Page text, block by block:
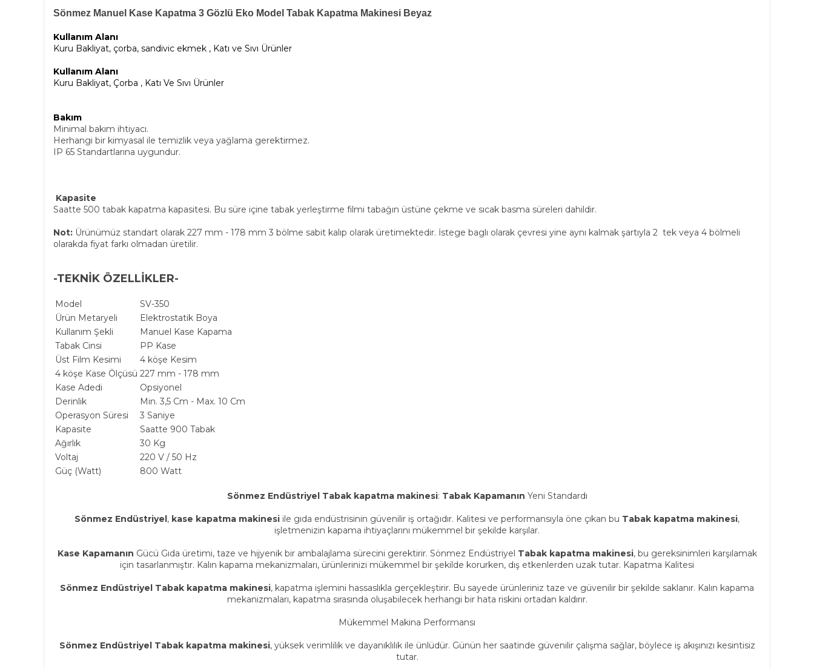
Sönmez Manuel Kase Kapatma 3 Gözlü Eko Model Tabak Kapatma Makinesi Beyaz
Kullanım Alanı
Kuru Bakliyat, çorba, sandivic ekmek , Katı ve Sıvı Ürünler
Kullanım Alanı
Kuru Bakliyat, Çorba , Katı Ve Sıvı Ürünler
Bakım
Minimal bakım ihtiyacı.
Herhangi bir kimyasal ile temizlik veya yağlama gerektirmez.
IP 65 Standartlarına uygundur.
Kapasite
Saatte 500 tabak kapatma kapasitesi. Bu süre içine tabak yerleştirme filmi tabağın üstüne çekme ve sıcak basma süreleri dahildir.
Not: Ürünümüz standart olarak 227 mm - 178 mm 3 bölme sabit kalıp olarak üretimektedir. İstege baglı olarak çevresi yine aynı kalmak şartıyla 2 tek veya 4 bölmeli
olarakda fiyat farkı olmadan üretilir.
-TEKNİK ÖZELLİKLER-
Model
SV-350
Ürün Metaryeli
Elektrostatik Boya
Kullanım Şekli
Manuel Kase Kapama
Tabak Cinsi
PP Kase
Üst Film Kesimi
4 köşe Kesim
4 köşe Kase Ölçüsü 227 mm - 178 mm
Kase Adedi
Opsiyonel
Derinlik
Min. 3,5 Cm - Max. 10 Cm
Operasyon Süresi
3 Saniye
Kapasite
Saatte 900 Tabak
Ağırlık
30 Kg
Voltaj
220 V / 50 Hz
Güç (Watt)
800 Watt
Sönmez Endüstriyel Tabak kapatma makinesi: Tabak Kapamanın Yeni Standardı
Sönmez Endüstriyel, kase kapatma makinesi ile gıda endüstrisinin güvenilir iş ortağıdır. Kalitesi ve performansıyla öne çıkan bu Tabak kapatma makinesi,
işletmenizin kapama ihtiyaçlarını mükemmel bir şekilde karşılar.
Kase Kapamanın Gücü Gıda üretimi, taze ve hijyenik bir ambalajlama sürecini gerektirir. Sönmez Endüstriyel Tabak kapatma makinesi, bu gereksinimleri karşılamak
için tasarlanmıştır. Kalın kapama mekanizmaları, ürünlerinizi mükemmel bir şekilde korurken, dış etkenlerden uzak tutar. Kapatma Kalitesi
Sönmez Endüstriyel Tabak kapatma makinesi, kapatma işlemini hassaslıkla gerçekleştirir. Bu sayede ürünleriniz taze ve güvenilir bir şekilde saklanır. Kalın kapama
mekanizmaları, kapatma sırasında oluşabilecek herhangi bir hata riskini ortadan kaldırır.
Mükemmel Makina Performansı
Sönmez Endüstriyel Tabak kapatma makinesi, yüksek verimlilik ve dayanıklılık ile ünlüdür. Günün her saatinde güvenilir çalışma sağlar, böylece iş akışınızı kesintisiz
tutar.